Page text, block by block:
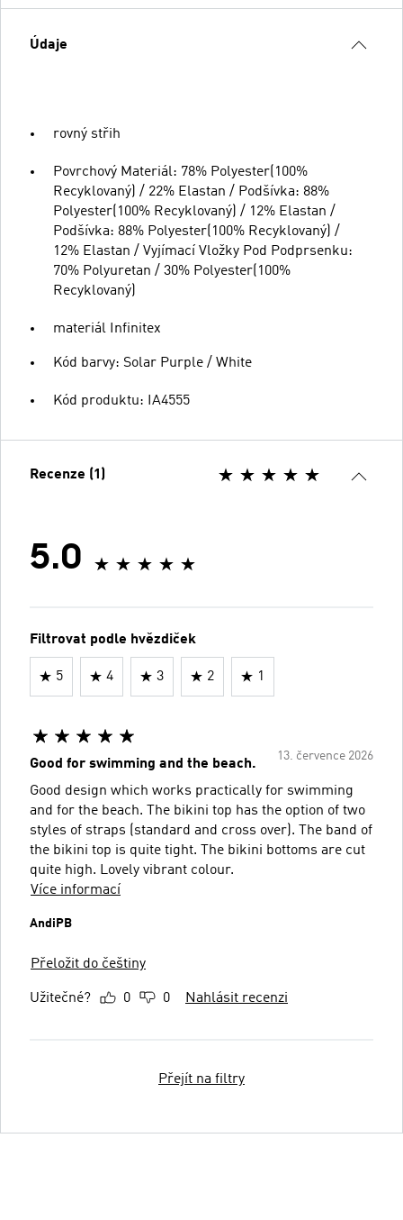
Údaje
rovný střih
Povrchový Materiál: 78% Polyester(100%
Recyklovaný) / 22% Elastan / Podšívka: 88%
Polyester(100% Recyklovaný) / 12% Elastan /
Podšívka: 88% Polyester(100% Recyklovaný) /
12% Elastan / Vyjímací Vložky Pod Podprsenku:
70% Polyuretan / 30% Polyester(100%
Recyklovaný)
materiál Infinitex
Kód barvy: Solar Purple / White
Kód produktu: IA4555
Recenze (1)
5.0
Filtrovat podle hvězdiček
5 4 3 2 1
13. července 2026
Good for swimming and the beach.
Good design which works practically for swimming
and for the beach. The bikini top has the option of two
styles of straps (standard and cross over). The band of
the bikini top is quite tight. The bikini bottoms are cut
quite high. Lovely vibrant colour.
Více informací
AndiPB
Přeložit do češtiny
Užitečné? 0 0 Nahlásit recenzi
Přejít na filtry